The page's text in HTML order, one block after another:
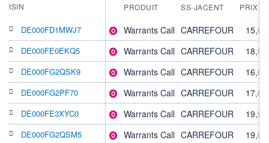
ISIN PRODUIT SS-JACENT PRIX
DE000FD1MWJ7 Warrants Call CARREFOUR
DE000FE0EKQ5 Warrants Call CARREFOUR
DE000FG2QSK9 Warrants Call CARREFOUR
DE000FG2PF70 Warrants Call CARREFOUR
DE000FE3XYC0 Warrants Call CARREFOUR
DE000FG2QSM5 Warrants Call CARREFOUR